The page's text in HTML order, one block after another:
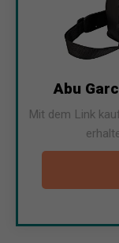
Abu
Mit dem Link